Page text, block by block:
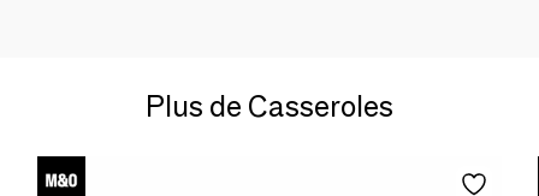
Plus de Casseroles